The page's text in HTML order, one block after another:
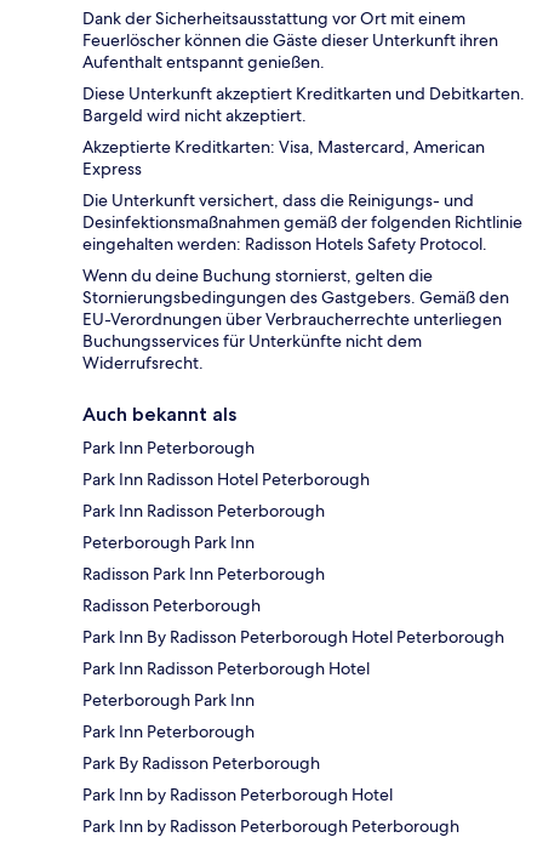
Dank der Sicherheitsausstattung vor Ort mit einem
Feuerlöscher können die Gäste dieser Unterkunft ihren
Aufenthalt entspannt genießen.
Diese Unterkunft akzeptiert Kreditkarten und Debitkarten.
Bargeld wird nicht akzeptiert.
Akzeptierte Kreditkarten: Visa, Mastercard, American
Express
Die Unterkunft versichert, dass die Reinigungs- und
Desinfektionsmaßnahmen gemäß der folgenden Richtlinie
eingehalten werden: Radisson Hotels Safety Protocol.
Wenn du deine Buchung stornierst, gelten die
Stornierungsbedingungen des Gastgebers. Gemäß den
EU-Verordnungen über Verbraucherrechte unterliegen
Buchungsservices für Unterkünfte nicht dem
Widerrufsrecht.
Auch bekannt als
Park Inn Peterborough
Park Inn Radisson Hotel Peterborough
Park Inn Radisson Peterborough
Peterborough Park Inn
Radisson Park Inn Peterborough
Radisson Peterborough
Park Inn By Radisson Peterborough Hotel Peterborough
Park Inn Radisson Peterborough Hotel
Peterborough Park Inn
Park Inn Peterborough
Park By Radisson Peterborough
Park Inn by Radisson Peterborough Hotel
Park Inn by Radisson Peterborough Peterborough